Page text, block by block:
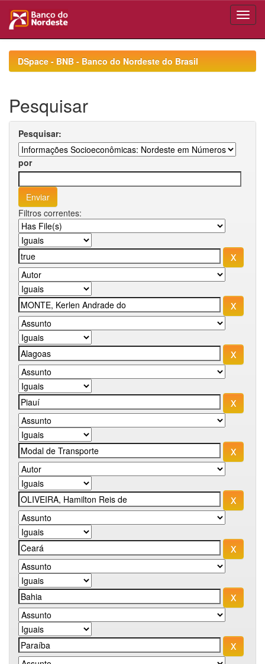
navigationDSpace - BNB - Banco do Nordeste do Brasil
Pesquisar
Pesquisar:
por
Filtros correntes: